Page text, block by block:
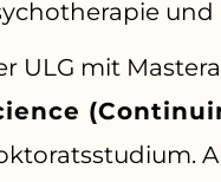
und
ULG mit